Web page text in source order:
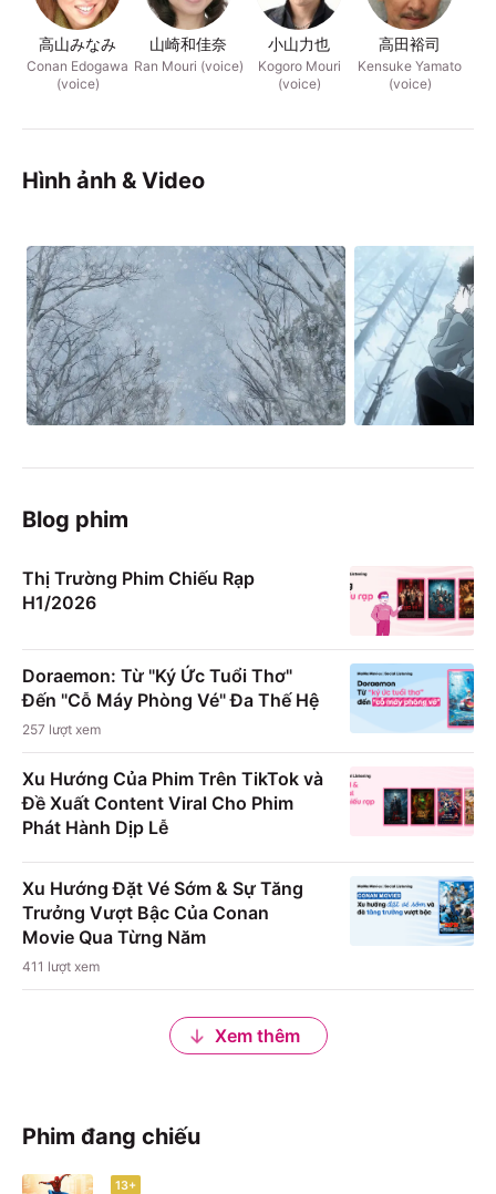
高山みなみ
Conan Edogawa
(voice)
山崎和佳奈
Ran Mouri (voice)
小山力也
Kogoro Mouri
(voice)
高田裕司
Kensuke Yamato
(voice)
Hình ảnh & Video
Blog phim
Thị Trường Phim Chiếu Rạp
H1/2026
Doraemon: Từ "Ký Ức Tuổi Thơ"
Đến "Cỗ Máy Phòng Vé" Đa Thế Hệ
257 lượt xem
Xu Hướng Của Phim Trên TikTok và
Đề Xuất Content Viral Cho Phim
Phát Hành Dịp Lễ
Xu Hướng Đặt Vé Sớm & Sự Tăng
Trưởng Vượt Bậc Của Conan
Movie Qua Từng Năm
411 lượt xem
Xem thêm
Phim đang chiếu
13+